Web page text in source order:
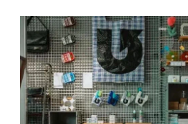
News image